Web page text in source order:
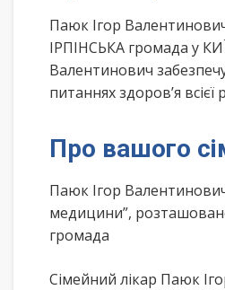
Паюк Ігор
ІРПІНСЬКА громада у
Валентинович
питаннях здоров’я всієї
Про вашого
Паюк Ігор
медицини”,
громада
Сімейний лікар Паюк